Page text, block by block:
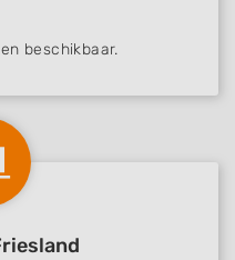
beschikbaar.